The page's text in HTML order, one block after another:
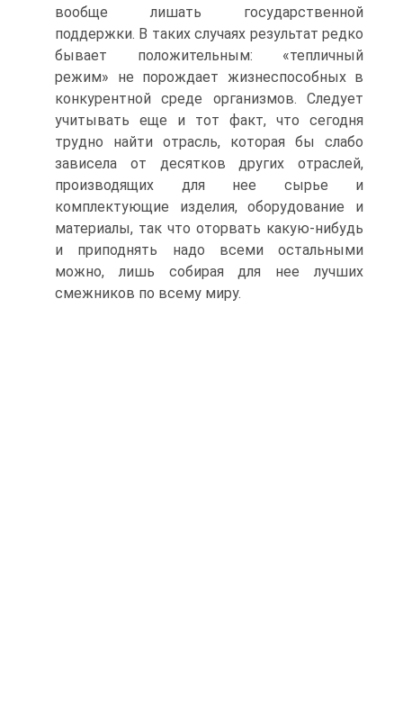
вообще лишать государственной
поддержки. В таких случаях результат редко
бывает положительным: «тепличный
режим» не порождает жизнеспособных в
конкурентной среде организмов. Следует
учитывать еще и тот факт, что сегодня
трудно найти отрасль, которая бы слабо
зависела от десятков других отраслей,
производящих для нее сырье и
комплектующие изделия, оборудование и
материалы, так что оторвать какую-нибудь
и приподнять надо всеми остальными
можно, лишь собирая для нее лучших
смежников по всему миру.